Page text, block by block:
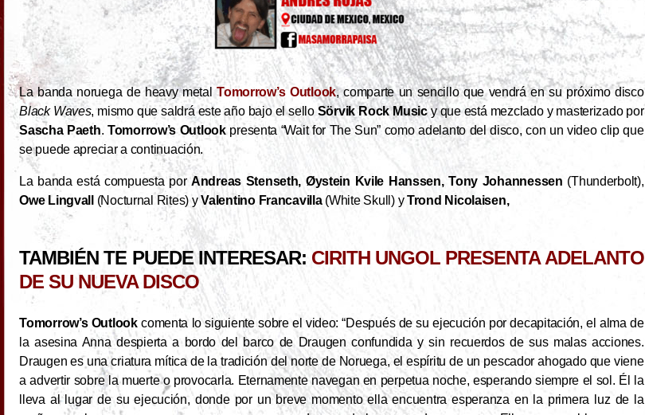
La banda noruega de heavy metalTomorrow’s Outlook, comparte un sencillo que vendrá en su próximo disco
Black Waves, mismo que saldrá este año bajo el sello Sörvik Rock Musicy que está mezclado y masterizado por
Sascha Paeth. Tomorrow’s Outlook presenta “Wait for The Sun” como adelanto del disco, con un video clip que
se puede apreciar a continuación.
La banda está compuesta porAndreas Stenseth, Øystein Kvile Hanssen, Tony Johannessen (Thunderbolt),
Owe Lingvall
(Nocturnal Rites) yValentino Francavilla(White Skull) yTrond Nicolaisen,
TAMBIÉN TE PUEDE INTERESAR: CIRITH UNGOL PRESENTA ADELANTO
DE SU NUEVA DISCO
Tomorrow’s Outlookcomenta lo siguiente sobre el video: “Después de su ejecución por decapitación, el alma de
la asesina Anna despierta a bordo del barco de Draugen confundida y sin recuerdos de sus malas acciones.
Draugen es una criatura mítica de la tradición del norte de Noruega, el espíritu de un pescador ahogado que viene
a advertir sobre la muerte o provocarla. Eternamente navegan en perpetua noche, esperando siempre el sol. Él la
lleva al lugar de su ejecución, donde por un breve momento ella encuentra esperanza en la primera luz de la